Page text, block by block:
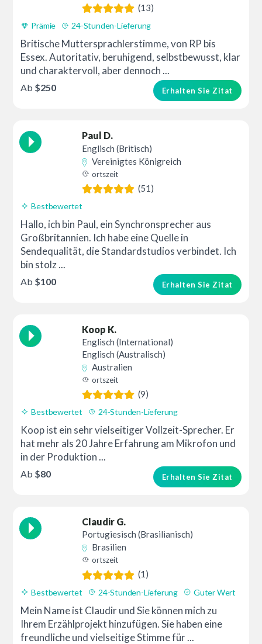
(13)
Prämie 24-Stunden-Lieferung
Britische Muttersprachlerstimme, von RP bis
Essex. Autoritativ, beruhigend, selbstbewusst, klar
und charaktervoll, aber dennoch ...
Erhalten Sie Zitat
Ab $250
Paul D.
Englisch (Britisch)
Vereinigtes Königreich
ortszeit
(51)
Bestbewertet
Hallo, ich bin Paul, ein Synchronsprecher aus
Großbritannien. Ich habe eine Quelle in
Sendequalität, die Standardstudios verbindet. Ich
bin stolz ...
Erhalten Sie Zitat
Ab $100
Koop K.
Englisch (International)
Englisch (Australisch)
Australien
ortszeit
(9)
Bestbewertet 24-Stunden-Lieferung
Koop ist ein sehr vielseitiger Vollzeit-Sprecher. Er
hat mehr als 20 Jahre Erfahrung am Mikrofon und
in der Produktion ...
Erhalten Sie Zitat
Ab $80
Claudir G.
Portugiesisch (Brasilianisch)
Brasilien
ortszeit
(1)
Bestbewertet 24-Stunden-Lieferung Guter Wert
Mein Name ist Claudir und Sie können mich zu
Ihrem Erzählprojekt hinzufügen. Sie haben eine
freundliche und vielseitige Stimme für ...